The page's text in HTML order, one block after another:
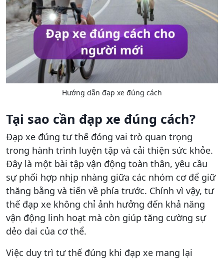
Hướng dẫn đạp xe đúng cách
Tại sao cần đạp xe đúng cách?
Đạp xe đúng tư thế đóng vai trò quan trọng
trong hành trình luyện tập và cải thiện sức khỏe.
Đây là một bài tập vận động toàn thân, yêu cầu
sự phối hợp nhịp nhàng giữa các nhóm cơ để giữ
thăng bằng và tiến về phía trước. Chính vì vậy, tư
thế đạp xe không chỉ ảnh hưởng đến khả năng
vận động linh hoạt mà còn giúp tăng cường sự
dẻo dai của cơ thể.
Việc duy trì tư thế đúng khi đạp xe mang lại